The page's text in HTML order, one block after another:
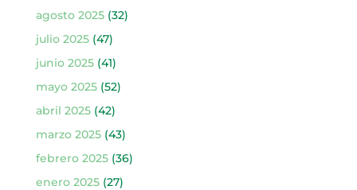
agosto 2025(32)
julio 2025(47)
junio 2025(41)
mayo 2025(52)
abril 2025(42)
marzo 2025(43)
febrero 2025(36)
enero 2025(27)